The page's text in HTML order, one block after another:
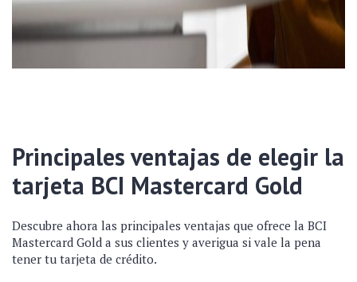
Principales ventajas de elegir la
tarjeta BCI Mastercard Gold
Descubre ahora las principales ventajas que ofrece la BCI
Mastercard Gold a sus clientes y averigua si vale la pena
tener tu tarjeta de crédito.